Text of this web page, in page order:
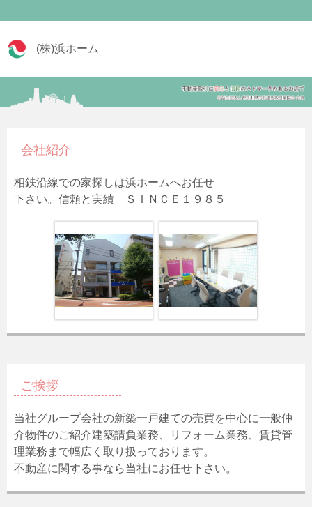
(株)浜ホーム
会社紹介
相鉄沿線での家探しは浜ホームへお任せ
下さい。信頼と実績 ＳＩＮＣＥ１９８５
ご挨拶
当社グループ会社の新築一戸建ての売買を中心に一般仲
介物件のご紹介建築請負業務、リフォーム業務、賃貸管
理業務まで幅広く取り扱っております。
不動産に関する事なら当社にお任せ下さい。